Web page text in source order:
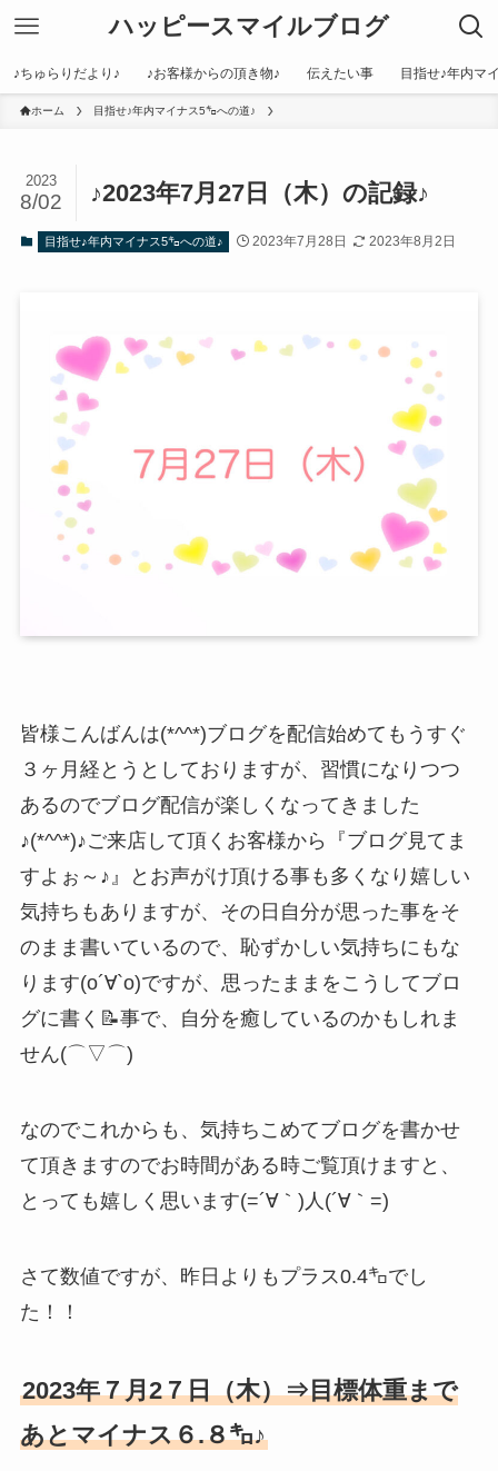
ハッピースマイルブログ
♪ちゅらりだより♪ ♪お客様からの頂き物♪ 伝えたい事 目指せ♪年内マ
ホーム 目指せ♪年内マイナス5㌔への道♪
♪2023年7月27日（木）の記録♪
2023
8/02
目指せ♪年内マイナス5㌔への道♪ 2023年7月28日 2023年8月2日
皆様こんばんは(*^^*)ブログを配信始めてもうすぐ
３ヶ月経とうとしておりますが、習慣になりつつ
あるのでブログ配信が楽しくなってきました
♪(*^^*)♪ご来店して頂くお客様から『ブログ見てま
すよぉ～♪』とお声がけ頂ける事も多くなり嬉しい
気持ちもありますが、その日自分が思った事をそ
のまま書いているので、恥ずかしい気持ちにもな
ります(о´∀`о)ですが、思ったままをこうしてブロ
グに書く📝事で、自分を癒しているのかもしれま
せん(⌒▽⌒)
なのでこれからも、気持ちこめてブログを書かせ
て頂きますのでお時間がある時ご覧頂けますと、
とっても嬉しく思います(=´∀｀)人(´∀｀=)
さて数値ですが、昨日よりもプラス0.4㌔でし
た！！
2023年７月2７日（木）⇒目標体重まで
あとマイナス６.８㌔♪